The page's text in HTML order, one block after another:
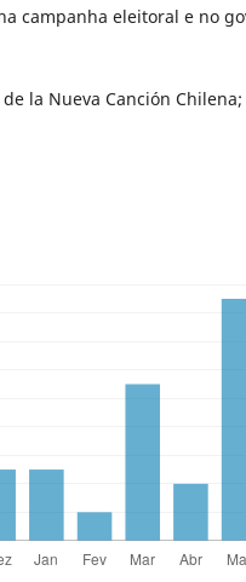
campanha eleitoral e no
la Nueva Canción